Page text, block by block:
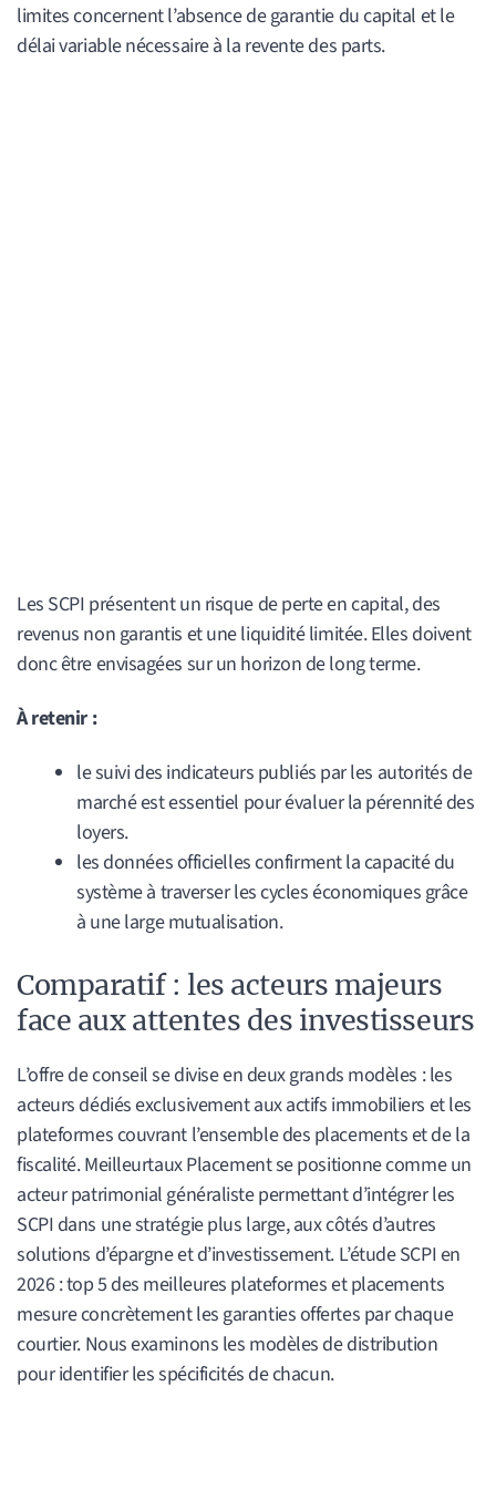
limites concernent l’absence de garantie du capital et le
délai variable nécessaire à la revente des parts.
Les SCPI présentent un risque de perte en capital, des
revenus non garantis et une liquidité limitée. Elles doivent
donc être envisagées sur un horizon de long terme.
À retenir :
le suivi des indicateurs publiés par les autorités de
marché est essentiel pour évaluer la pérennité des
loyers.
les données officielles confirment la capacité du
système à traverser les cycles économiques grâce
à une large mutualisation.
Comparatif : les acteurs majeurs
face aux attentes des investisseurs
L’offre de conseil se divise en deux grands modèles : les
acteurs dédiés exclusivement aux actifs immobiliers et les
plateformes couvrant l’ensemble des placements et de la
fiscalité. Meilleurtaux Placement se positionne comme un
acteur patrimonial généraliste permettant d’intégrer les
SCPI dans une stratégie plus large, aux côtés d’autres
solutions d’épargne et d’investissement. L’étude SCPI en
2026 : top 5 des meilleures plateformes et placements
mesure concrètement les garanties offertes par chaque
courtier. Nous examinons les modèles de distribution
pour identifier les spécificités de chacun.